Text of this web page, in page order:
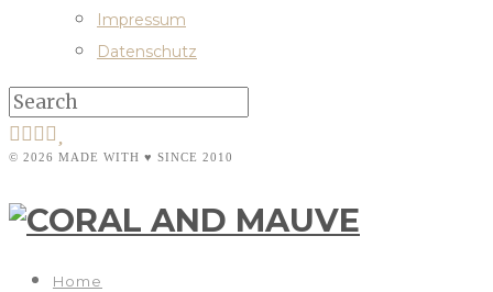
Impressum
Datenschutz
© 2026 MADE WITH ♥ SINCE 2010
Home